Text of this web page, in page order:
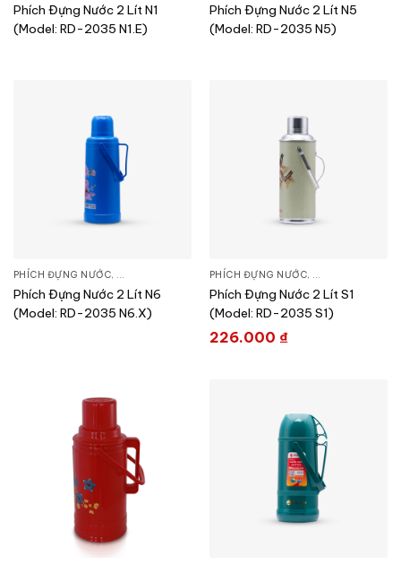
Phích Đựng Nước 2 Lít N1
(Model: RD-2035 N1.E)
Phích Đựng Nước 2 Lít N5
(Model: RD-2035 N5)
PHÍCH ĐỰNG NƯỚC, SẢN PHẨM KHÁC
Phích Đựng Nước 2 Lít N6
(Model: RD-2035 N6.X)
PHÍCH ĐỰNG NƯỚC, SẢN PHẨM KHÁC
Phích Đựng Nước 2 Lít S1
(Model: RD-2035 S1)
226.000 ₫